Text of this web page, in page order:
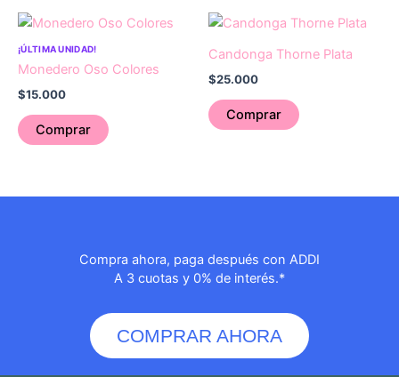
¡ÚLTIMA UNIDAD!
Monedero Oso Colores
$15.000
Comprar
Candonga Thorne Plata
$25.000
Comprar
Compra ahora, paga después con ADDI
A 3 cuotas y 0% de interés.*
COMPRAR AHORA